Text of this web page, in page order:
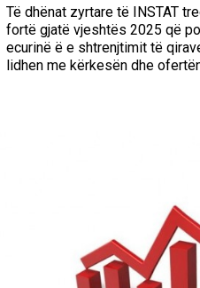
Të dhënat zyrtare të INSTAT
fortë gjatë vjeshtës 2025 që
ecurinë ë e shtrenjtimit të
lidhen me kërkesën dhe